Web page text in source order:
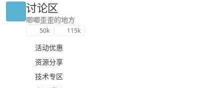
讨论区
唧唧歪歪的地方
50k 115k
活动优惠
资源分享
技术专区